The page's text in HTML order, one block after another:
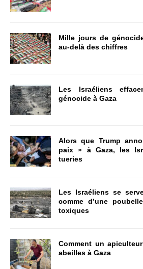
Mille jours de
au-delà des chiffres
Les Israéliens
génocide à Gaza
Alors que Trump
paix » à Gaza, les
tueries
Les Israéliens se
comme d’une
toxiques
Comment un
abeilles à Gaza